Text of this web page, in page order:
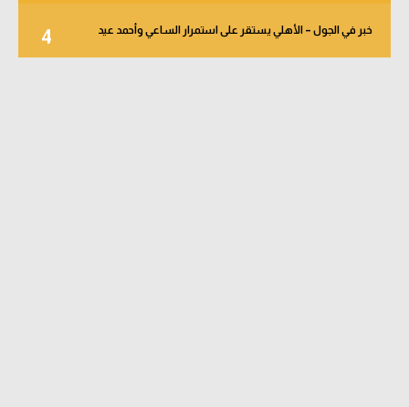
4 خبر في الجول – الأهلي يستقر على استمرار الساعي وأحمد عيد